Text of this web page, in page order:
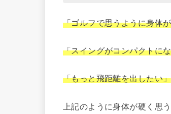
「ゴルフで思うように身体
「スイングがコンパクトに
「もっと飛距離を出したい」
上記のように身体が硬く思